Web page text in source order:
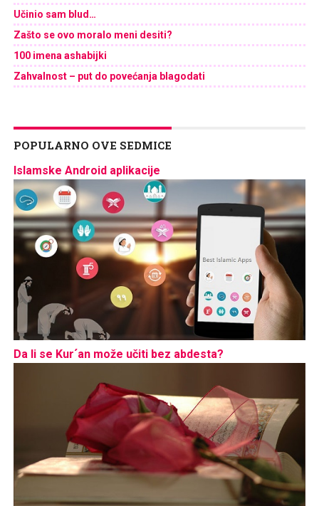
Učinio sam blud…
Zašto se ovo moralo meni desiti?
100 imena ashabijki
Zahvalnost – put do povećanja blagodati
POPULARNO OVE SEDMICE
Islamske Android aplikacije
Da li se Kur´an može učiti bez abdesta?